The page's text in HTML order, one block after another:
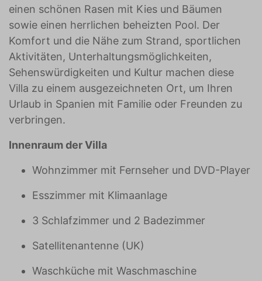
einen schönen Rasen mit Kies und Bäumen
sowie einen herrlichen beheizten Pool. Der
Komfort und die Nähe zum Strand, sportlichen
Aktivitäten, Unterhaltungsmöglichkeiten,
Sehenswürdigkeiten und Kultur machen diese
Villa zu einem ausgezeichneten Ort, um Ihren
Urlaub in Spanien mit Familie oder Freunden zu
verbringen.
Innenraum der Villa
Wohnzimmer mit Fernseher und DVD-Player
Esszimmer mit Klimaanlage
3 Schlafzimmer und 2 Badezimmer
Satellitenantenne (UK)
Waschküche mit Waschmaschine